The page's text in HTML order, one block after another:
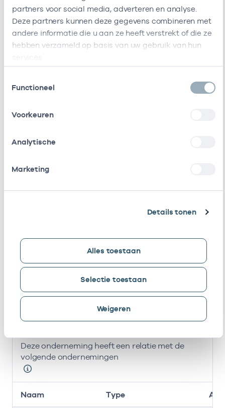
partners voor social media, adverteren en analyse.
Deze partners kunnen deze gegevens combineren met
andere informatie die u aan ze heeft verstrekt of die ze
hebben verzameld op basis van uw gebruik van hun
Functioneel
Voorkeuren
Analytische
Marketing
Details tonen
Alles toestaan
Selectie toestaan
Weigeren
Deze onderneming heeft de volgende vestigingen
H Van /
Heusden
K Van
Jacob Van
Lennepkade
7O
1054ZD
Amsterdam
Zorgverleners
Bij deze onderneming werken de volgende
Bij deze onderneming werken de volgende
Strijers
Als ZZP
werkzaam bij
01103014
Ondernemingen
Deze onderneming heeft een relatie met de
volgende ondernemingen
Naam Type